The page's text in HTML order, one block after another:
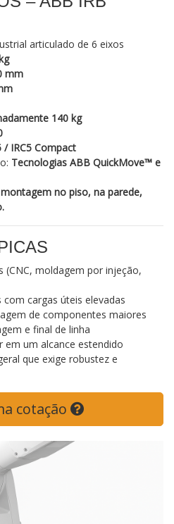
articulado de 6 eixos
mm
140 kg
/ IRC5 Compact
Tecnologias ABB QuickMove™ e
montagem no piso, na parede,
(CNC, moldagem por injeção,
cargas úteis elevadas
de componentes maiores
e final de linha
em um alcance estendido
que exige robustez e
cotação